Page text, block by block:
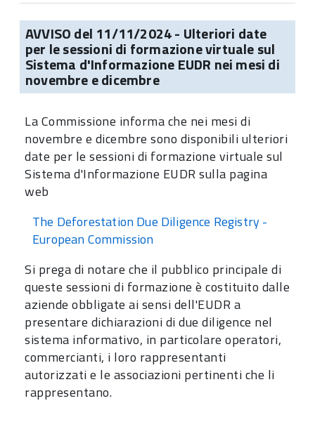
AVVISO del 11/11/2024 - Ulteriori date
per le sessioni di formazione virtuale sul
Sistema d'Informazione EUDR nei mesi di
novembre e dicembre
La Commissione informa che nei mesi di
novembre e dicembre sono disponibili ulteriori
date per le sessioni di formazione virtuale sul
Sistema d'Informazione EUDR sulla pagina
web
The Deforestation Due Diligence Registry -
European Commission
Si prega di notare che il pubblico principale di
queste sessioni di formazione è costituito dalle
aziende obbligate ai sensi dell'EUDR a
presentare dichiarazioni di due diligence nel
sistema informativo, in particolare operatori,
commercianti, i loro rappresentanti
autorizzati e le associazioni pertinenti che li
rappresentano.